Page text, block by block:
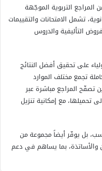
التربوية الموجّهة
تشمل الامتحانات والتقييمات
التأليفية والدروس
على تحقيق أفضل النتائج
تجمع مختلف الموارد
تصفّح المراجع مباشرة عبر
تحميلها، مع إمكانية تنزيل
بل يوفّر أيضاً مجموعة من
والأساتذة، بما يساهم في دعم